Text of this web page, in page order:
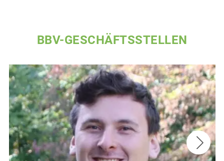
BBV-GESCHÄFTSSTELLEN